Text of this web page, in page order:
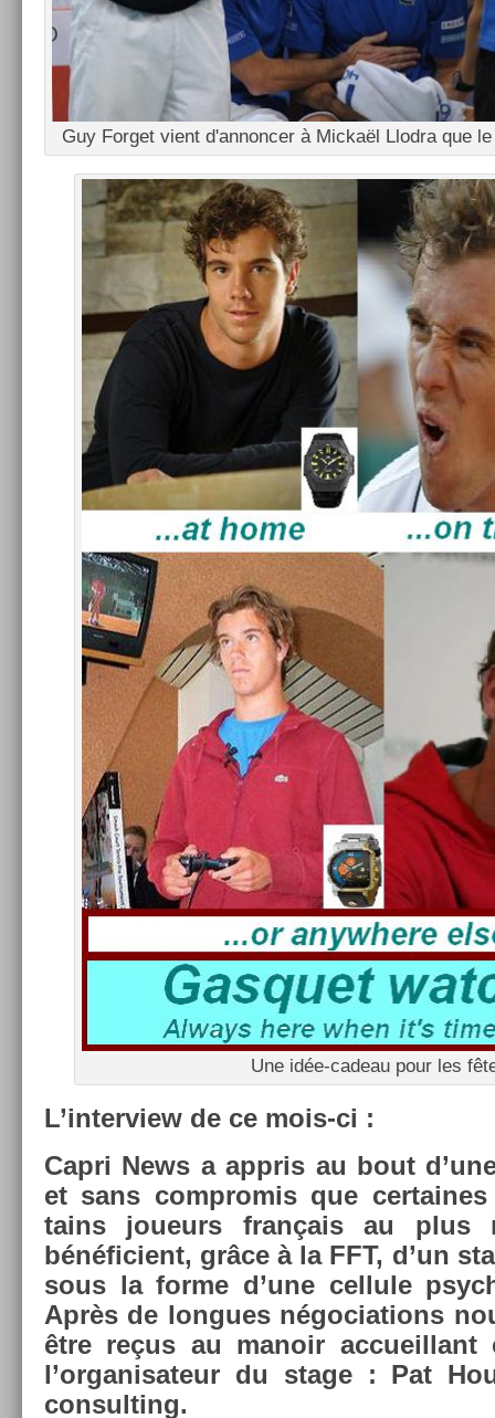
Guy For­get vient d'an­nonc­er à Mickaël Llod­ra que
Une idée-cadeau pour les
L’in­terview de ce mois-ci :
Capri News a appris au bout
et sans com­promis que
tains joueurs français au plus
bénéficient, grâce à la FFT, d’un
sous la forme d’une cel­lule
Après de lon­gues négocia­tions
être reçus au man­oir ac­cueil­lant
l’or­ganisateur du stage : Pat
con­sult­ing.